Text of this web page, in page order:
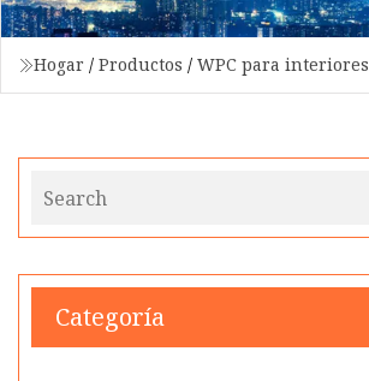
Hogar / Productos / WPC para interiores
Categoría